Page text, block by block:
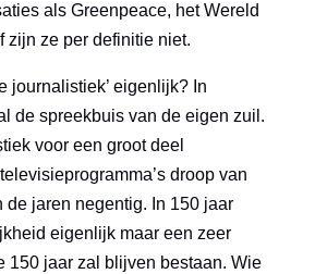
als Greenpeace, het Wereld
zijn ze per definitie niet.
journalistiek’ eigenlijk? In
de spreekbuis van de eigen zuil.
voor een groot deel
droop van
de jaren negentig. In 150 jaar
eigenlijk maar een zeer
150 jaar zal blijven bestaan. Wie